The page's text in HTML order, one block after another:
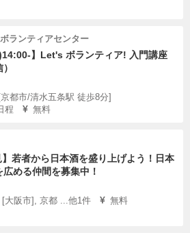
ランティアセンター
)14:00-】Let's ボランティア! 入門講座
都市/清水五条駅 徒歩8分]
程
無料
】若者から日本酒を盛り上げよう！日本
める仲間を募集中！
大阪市], 京都 ...他1件
無料